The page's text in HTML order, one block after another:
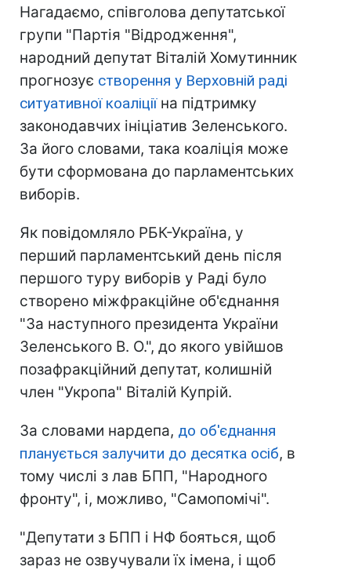
Нагадаємо, співголова депутатської
групи "Партія "Відродження",
народний депутат Віталій Хомутинник
прогнозує створення у Верховній раді
ситуативної коаліціїна підтримку
законодавчих ініціатив Зеленського.
За його словами, така коаліція може
бути сформована до парламентських
виборів.
Як повідомляло РБК-Україна, у
перший парламентський день після
першого туру виборів у Раді було
створено міжфракційне об'єднання
"За наступного президента України
Зеленського В. О.", до якого увійшов
позафракційний депутат, колишній
член "Укропа" Віталій Купрій.
За словами нардепа, до об'єднання
планується залучити до десятка осіб, в
тому числі з лав БПП, "Народного
фронту", і, можливо, "Самопомічі".
"Депутати з БПП і НФ бояться, щоб
зараз не озвучували їх імена, і щоб